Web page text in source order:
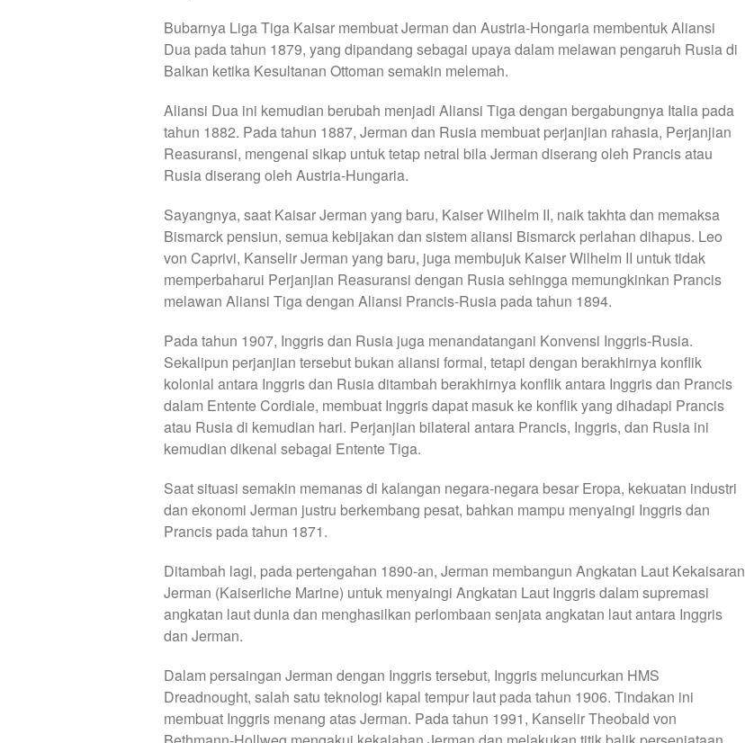
Bubarnya Liga Tiga Kaisar membuat Jerman dan Austria-Hongaria membentuk Aliansi
Dua pada tahun 1879, yang dipandang sebagai upaya dalam melawan pengaruh Rusia di
Balkan ketika Kesultanan Ottoman semakin melemah.
Aliansi Dua ini kemudian berubah menjadi Aliansi Tiga dengan bergabungnya Italia pada
tahun 1882. Pada tahun 1887, Jerman dan Rusia membuat perjanjian rahasia, Perjanjian
Reasuransi, mengenai sikap untuk tetap netral bila Jerman diserang oleh Prancis atau
Rusia diserang oleh Austria-Hungaria.
Sayangnya, saat Kaisar Jerman yang baru, Kaiser Wilhelm II, naik takhta dan memaksa
Bismarck pensiun, semua kebijakan dan sistem aliansi Bismarck perlahan dihapus. Leo
von Caprivi, Kanselir Jerman yang baru, juga membujuk Kaiser Wilhelm II untuk tidak
memperbaharui Perjanjian Reasuransi dengan Rusia sehingga memungkinkan Prancis
melawan Aliansi Tiga dengan Aliansi Prancis-Rusia pada tahun 1894.
Pada tahun 1907, Inggris dan Rusia juga menandatangani Konvensi Inggris-Rusia.
Sekalipun perjanjian tersebut bukan aliansi formal, tetapi dengan berakhirnya konflik
kolonial antara Inggris dan Rusia ditambah berakhirnya konflik antara Inggris dan Prancis
dalam Entente Cordiale, membuat Inggris dapat masuk ke konflik yang dihadapi Prancis
atau Rusia di kemudian hari. Perjanjian bilateral antara Prancis, Inggris, dan Rusia ini
kemudian dikenal sebagai Entente Tiga.
Saat situasi semakin memanas di kalangan negara-negara besar Eropa, kekuatan industri
dan ekonomi Jerman justru berkembang pesat, bahkan mampu menyaingi Inggris dan
Prancis pada tahun 1871.
Ditambah lagi, pada pertengahan 1890-an, Jerman membangun Angkatan Laut Kekaisaran
Jerman (Kaiserliche Marine) untuk menyaingi Angkatan Laut Inggris dalam supremasi
angkatan laut dunia dan menghasilkan perlombaan senjata angkatan laut antara Inggris
dan Jerman.
Dalam persaingan Jerman dengan Inggris tersebut, Inggris meluncurkan HMS
Dreadnought, salah satu teknologi kapal tempur laut pada tahun 1906. Tindakan ini
membuat Inggris menang atas Jerman. Pada tahun 1991, Kanselir Theobald von